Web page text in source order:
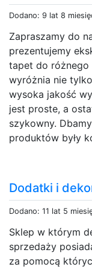
Dodano: 9 lat 8
Zapraszamy do
prezentujemy
tapet do różnego
wyróżnia nie
wysoka jakość
jest proste, a
szykowny.
produktów były
Dodatki i
Dodano: 11 lat 5
Sklep w którym
sprzedaży
za pomocą